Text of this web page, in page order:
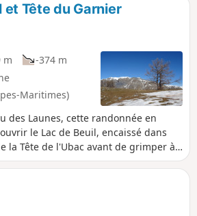
et Tête du Garnier
m
-374 m
Maritimes)
des Launes, cette randonnée en
le Lac de Beuil, encaissé dans
la Tête de l'Ubac avant de grimper à
un magnifique panorama sur tout le
jusqu'au Mont Mounier et le